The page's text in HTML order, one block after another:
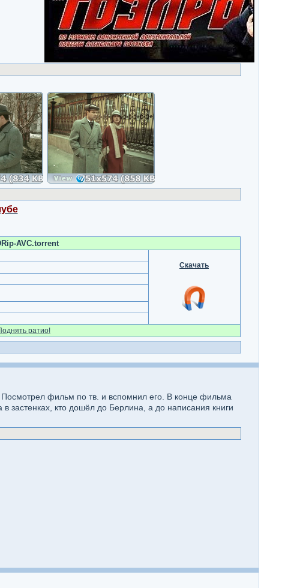
AVC.torrent
Скачать
ратио!
фильм по тв. и вспомнил его. В конце фильма
застенках, кто дошёл до Берлина, а до написания книги